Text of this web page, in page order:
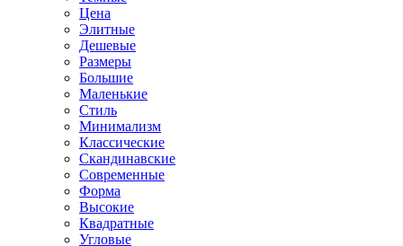
Цена
Элитные
Дешевые
Размеры
Большие
Маленькие
Стиль
Минимализм
Классические
Скандинавские
Современные
Форма
Высокие
Квадратные
Угловые